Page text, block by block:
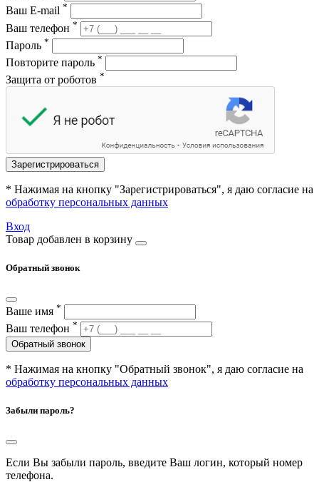
Ваш E-mail *
Ваш телефон *
Пароль *
Повторите пароль *
Защита от роботов *
Зарегистрироваться
* Нажимая на кнопку "Зарегистрироваться", я даю согласие на
обработку персональных данных
Вход
Товар добавлен в корзину
Обратный звонок
Ваше имя *
Ваш телефон *
Обратный звонок
* Нажимая на кнопку "Обратный звонок", я даю согласие на
обработку персональных данных
Забыли пароль?
Если Вы забыли пароль, введите Ваш логин, который номер
телефона.